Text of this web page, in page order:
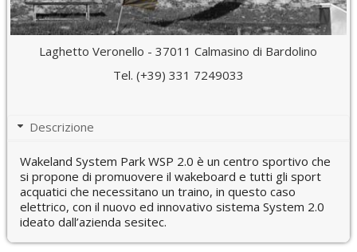
Laghetto Veronello - 37011 Calmasino di Bardolino
Tel. (+39) 331 7249033
Descrizione
Wakeland System Park WSP 2.0 è un centro sportivo che
si propone di promuovere il wakeboard e tutti gli sport
acquatici che necessitano un traino, in questo caso
elettrico, con il nuovo ed innovativo sistema System 2.0
ideato dall’azienda sesitec.